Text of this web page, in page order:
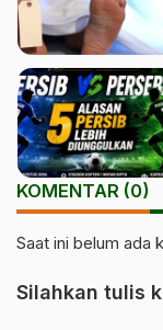
KOMENTAR (0)
Saat ini belum ada
Silahkan tulis